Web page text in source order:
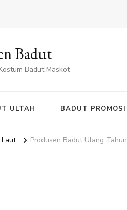
Badut
Badut Maskot
ULTAH BADUT PROMOSI
Produsen Badut Ulang